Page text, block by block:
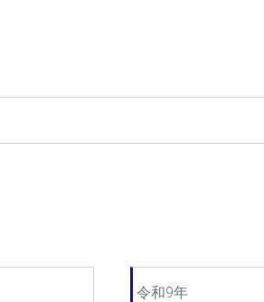
令和9年